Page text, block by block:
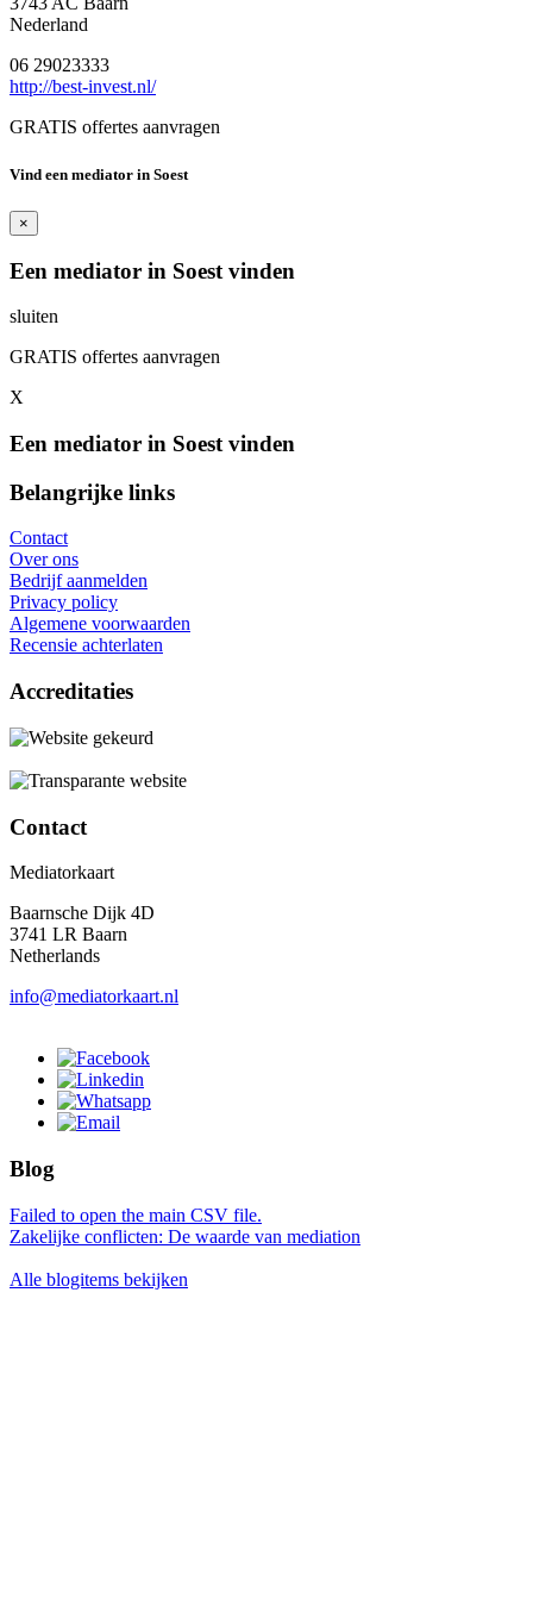
Nederland
06 29023333
http://best-invest.nl/
GRATIS offertes aanvragen
Vind een mediator in Soest
×
Een mediator in Soest vinden
sluiten
GRATIS offertes aanvragen
X
Een mediator in Soest vinden
Belangrijke links
Contact
Over ons
Bedrijf aanmelden
Privacy policy
Algemene voorwaarden
Recensie achterlaten
Accreditaties
Contact
Mediatorkaart
Baarnsche Dijk 4D
3741 LR Baarn
Netherlands
info@mediatorkaart.nl
Blog
Failed to open the main CSV file.
Zakelijke conflicten: De waarde van mediation
Alle blogitems bekijken